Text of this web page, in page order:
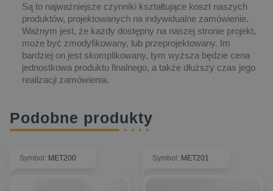
Są to najważniejsze czynniki kształtujące koszt naszych
produktów, projektowanych na indywidualne zamówienie.
Ważnym jest, że każdy dostępny na naszej stronie projekt,
może być zmodyfikowany, lub przeprojektowany. Im
bardziej on jest skomplikowany, tym wyższa będzie cena
jednostkowa produktu finalnego, a także dłuższy czas jego
realizacji zamówienia.
Podobne produkty
Symbol: MET200 Symbol: MET201